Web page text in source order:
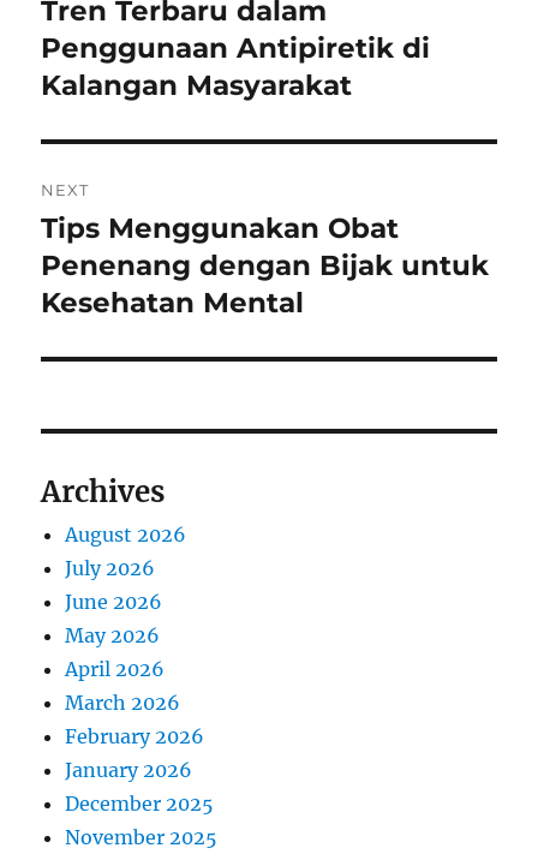
Tren Terbaru dalam
Penggunaan Antipiretik di
Kalangan Masyarakat
NEXT
Next
post:
Tips Menggunakan Obat
Penenang dengan Bijak untuk
Kesehatan Mental
Archives
August 2026
July 2026
June 2026
May 2026
April 2026
March 2026
February 2026
January 2026
December 2025
November 2025